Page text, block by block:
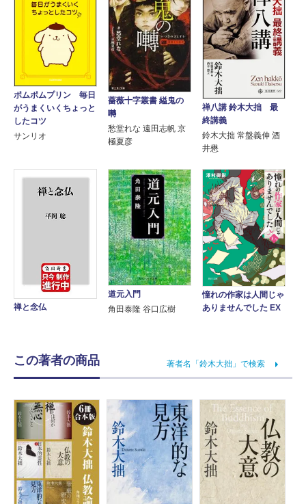
ポムポムプリン 毎日
がうまくいくちょっと
したコツ
サンリオ
薔薇十字叢書 縊鬼の
囀
愁堂れな 遠田志帆 京
極夏彦
禅八講 鈴木大拙 最
終講義
鈴木大拙 常盤義伸 酒
井懋
禅と念仏
道元入門
角田泰隆 谷口広樹
憧れの作家は人間じゃ
ありませんでした EX
この著者の商品 著者名「鈴木大拙」で検索